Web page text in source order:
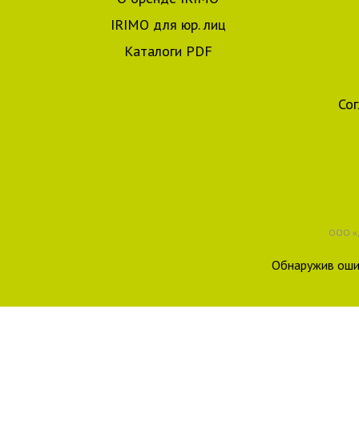
IRIMO для юр. лиц
Каталоги PDF
ООО
Обнаружив